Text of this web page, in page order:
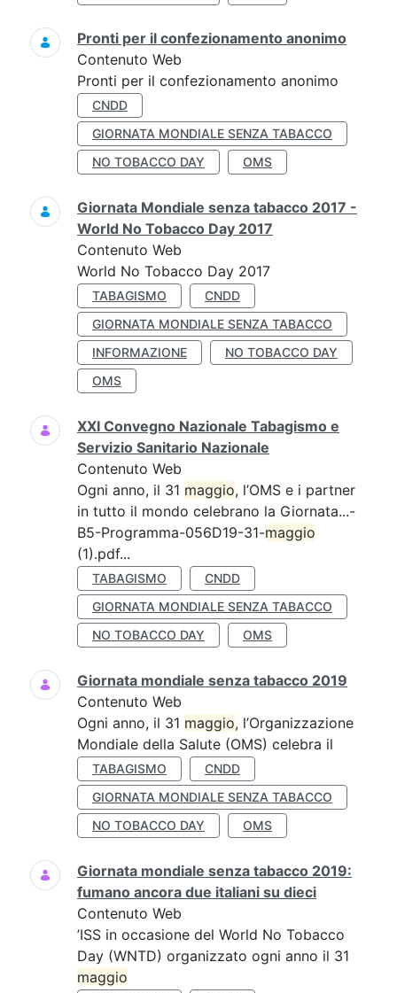
Pronti per il confezionamento anonimo
Contenuto Web
Pronti per il confezionamento anonimo
CNDD
GIORNATA MONDIALE SENZA TABACCO
NO TOBACCO DAY
OMS
Giornata Mondiale senza tabacco 2017 -
World No Tobacco Day 2017
Contenuto Web
World No Tobacco Day 2017
TABAGISMO
CNDD
GIORNATA MONDIALE SENZA TABACCO
INFORMAZIONE
NO TOBACCO DAY
OMS
XXI Convegno Nazionale Tabagismo e
Servizio Sanitario Nazionale
Contenuto Web
Ogni anno, il 31 maggio, l’OMS e i partner
in tutto il mondo celebrano la Giornata...-
B5-Programma-056D19-31-maggio
(1).pdf...
TABAGISMO
CNDD
GIORNATA MONDIALE SENZA TABACCO
NO TOBACCO DAY
OMS
Giornata mondiale senza tabacco 2019
Contenuto Web
Ogni anno, il 31 maggio, l’Organizzazione
Mondiale della Salute (OMS) celebra il
TABAGISMO
CNDD
GIORNATA MONDIALE SENZA TABACCO
NO TOBACCO DAY
OMS
Giornata mondiale senza tabacco 2019:
fumano ancora due italiani su dieci
Contenuto Web
’ISS in occasione del World No Tobacco
Day (WNTD) organizzato ogni anno il 31
maggio